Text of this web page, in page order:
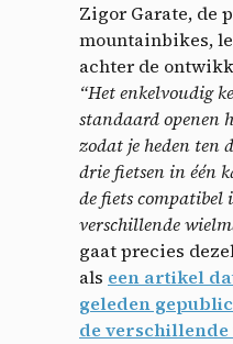
Zigor Garate, de
mountainbikes,
achter de
“Het enkelvoudig
standaard openen
zodat je heden ten
drie fietsen in één
de fiets compatibel
verschillende
gaat precies
als een artikel
geleden
de